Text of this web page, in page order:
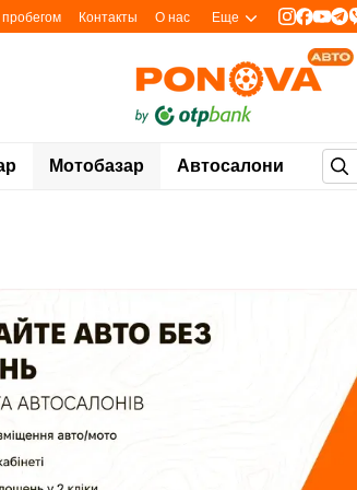
Контакты О нас Еще
Мотобазар Автосалони